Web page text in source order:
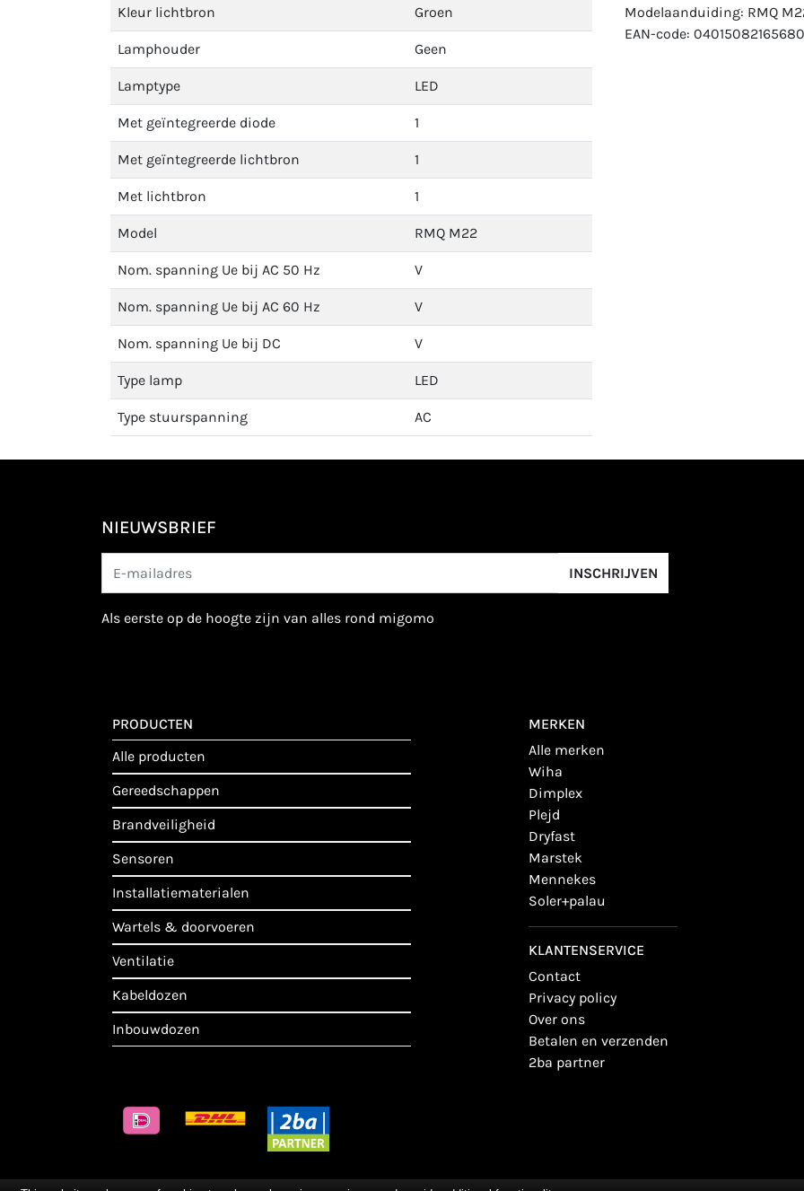
Kleur lichtbron Groen
Lamphouder Geen
Lamptype LED
Met geïntegreerde diode 1
Met geïntegreerde lichtbron 1
Met lichtbron 1
Model RMQ M22
Nom. spanning Ue bij AC 50 Hz V
Nom. spanning Ue bij AC 60 Hz V
Nom. spanning Ue bij DC V
Type lamp LED
Type stuurspanning AC
Modelaanduiding: RMQ
EAN-code:
NIEUWSBRIEF
INSCHRIJVEN
als eerste op de hoogte zijn van alles rond migomo
PRODUCTEN
alle producten
gereedschappen
brandveiligheid
sensoren
installatiematerialen
wartels & doorvoeren
ventilatie
kabeldozen
inbouwdozen
MERKEN
alle merken
wiha
dimplex
plejd
dryfast
marstek
mennekes
soler+palau
KLANTENSERVICE
contact
privacy policy
over ons
betalen en verzenden
2ba partner